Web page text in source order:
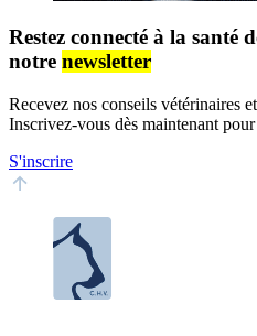
Restez connecté à la santé
notre newsletter
Recevez nos conseils vétérinaires
Inscrivez-vous dès maintenant
S'inscrire